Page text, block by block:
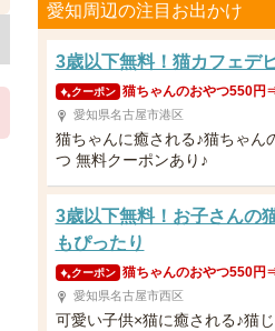
愛知周辺の注目お出かけ
3歳以下無料！猫カフェデ
クーポン 猫ちゃんのおやつ550円
愛知県名古屋市港区
猫ちゃんに癒される♪猫ちゃん
つ 無料クーポンあり♪
3歳以下無料！お子さんの
もぴったり
クーポン 猫ちゃんのおやつ550円
愛知県名古屋市西区
可愛い子供×猫に癒される♪猫